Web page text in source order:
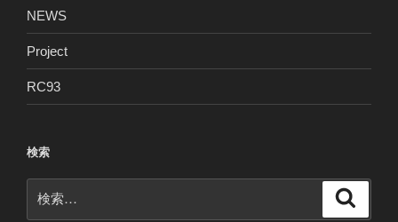
NEWS
Project
RC93
検索
索: